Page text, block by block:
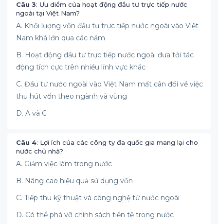
Câu 3: Ưu diểm của hoạt động đầu tư trực tiếp nước
ngoài tại Việt Nam?
A. Khối lượng vốn đầu tư trực tiếp nước ngoài vào Việt
Nam khá lớn qua các năm
B. Hoạt động đầu tư trực tiếp nước ngoài đưa tới tác
động tích cực trên nhiều lĩnh vực khác
C. Đầu tư nước ngoài vào Việt Nam mất cân đối về việc
thu hút vốn theo ngành và vùng
D. A và C
Câu 4: Lợi ích của các công ty đa quốc gia mang lại cho
nước chủ nhà?
A. Giảm việc làm trong nước
B. Nâng cao hiệu quả sử dụng vốn
C. Tiếp thu kỹ thuật và công nghệ từ nước ngoài
D. Có thể phá vỡ chính sách tiền tệ trong nước